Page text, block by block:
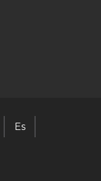
Es